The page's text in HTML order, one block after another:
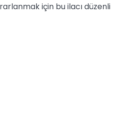
için bu ilacı düzenli